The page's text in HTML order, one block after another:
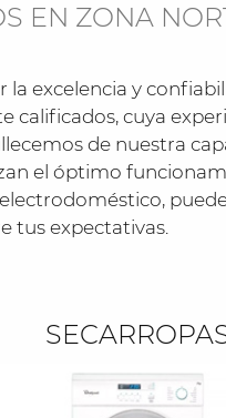
EN ZONA
excelencia y
cuya
de nuestra
el óptimo
tus expectativas.